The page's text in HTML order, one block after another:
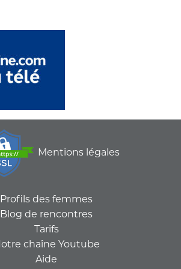
Mentions légales
Profils des femmes
Blog de rencontres
Tarifs
chaîne Youtube
Aide